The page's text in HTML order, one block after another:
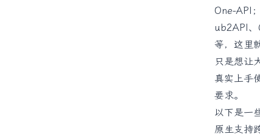
One-API
ub2API
等，这里
只是想让
真实上手
要求。
以下是一
原生支持